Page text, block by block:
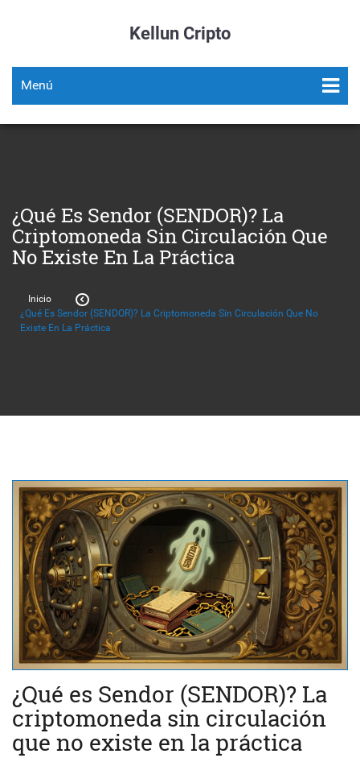
Kellun Cripto
Menú
¿Qué Es Sendor (SENDOR)? La
Criptomoneda Sin Circulación Que
No Existe En La Práctica
Inicio
¿Qué Es Sendor (SENDOR)? La Criptomoneda Sin Circulación Que No
Existe En La Práctica
¿Qué es Sendor (SENDOR)? La
criptomoneda sin circulación
que no existe en la práctica